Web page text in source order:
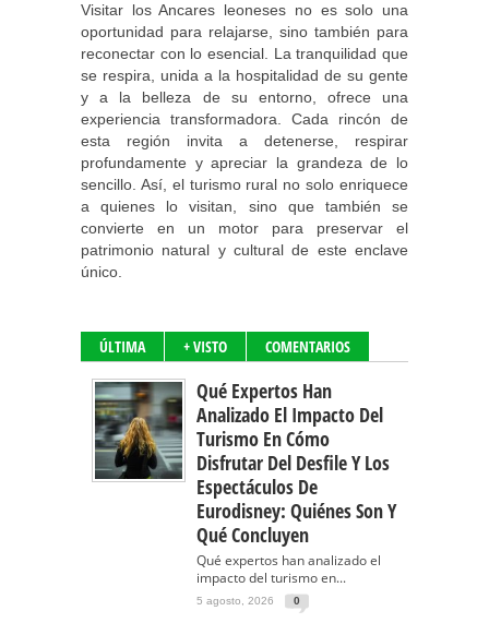
Visitar los Ancares leoneses no es solo una
oportunidad para relajarse, sino también para
reconectar con lo esencial. La tranquilidad que
se respira, unida a la hospitalidad de su gente
y a la belleza de su entorno, ofrece una
experiencia transformadora. Cada rincón de
esta región invita a detenerse, respirar
profundamente y apreciar la grandeza de lo
sencillo. Así, el turismo rural no solo enriquece
a quienes lo visitan, sino que también se
convierte en un motor para preservar el
patrimonio natural y cultural de este enclave
único.
ÚLTIMA + VISTO COMENTARIOS
Qué Expertos Han
Analizado El Impacto Del
Turismo En Cómo
Disfrutar Del Desfile Y Los
Espectáculos De
Eurodisney: Quiénes Son Y
Qué Concluyen
Qué expertos han analizado el
impacto del turismo en...
5 agosto, 2026 0